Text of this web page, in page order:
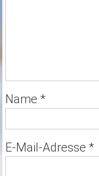
Name *
E-Mail-Adresse *